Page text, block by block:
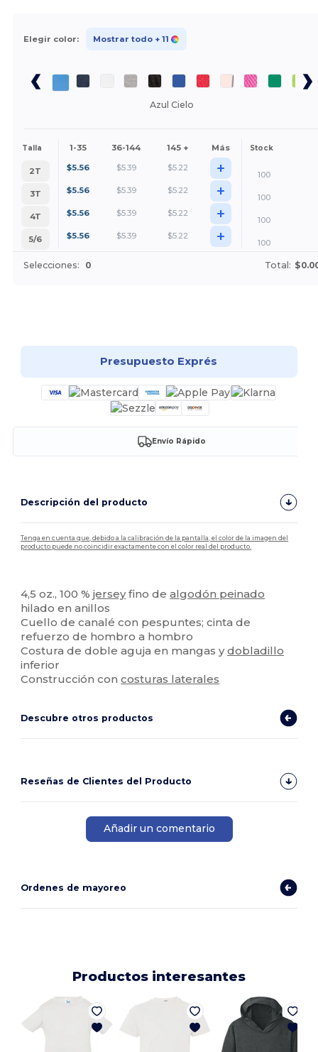
Elegir color: Mostrar todo + 11
Azul Cielo
Talla 1-35 36-144 145 + Más Stock
2T $5.56 $5.39 $5.22 +
100
3T
$5.56 $5.39 $5.22 +
100
4T
$5.56 $5.39 $5.22 +
100
5/6
$5.56 $5.39 $5.22 + 100
Selecciones: 0 Total:
Presupuesto Exprés
Envío Rápido
Descripción del producto
Tenga en cuenta que, debido a la calibración de la pantalla, el color de la imagen del
producto puede no coincidir exactamente con el color real del producto.
4,5 oz., 100 %jerseyfino dealgodón peinado
hilado en anillos
Cuello de canalé con pespuntes; cinta de
refuerzo de hombro a hombro
Costura de doble aguja en mangas ydobladillo
inferior
Construcción concosturas laterales
Descubre otros productos
Reseñas de Clientes del Producto
Añadir un comentario
Ordenes de mayoreo
Productos interesantes